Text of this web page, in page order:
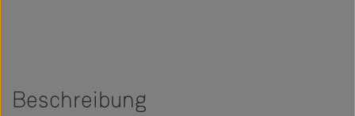
Beschreibung